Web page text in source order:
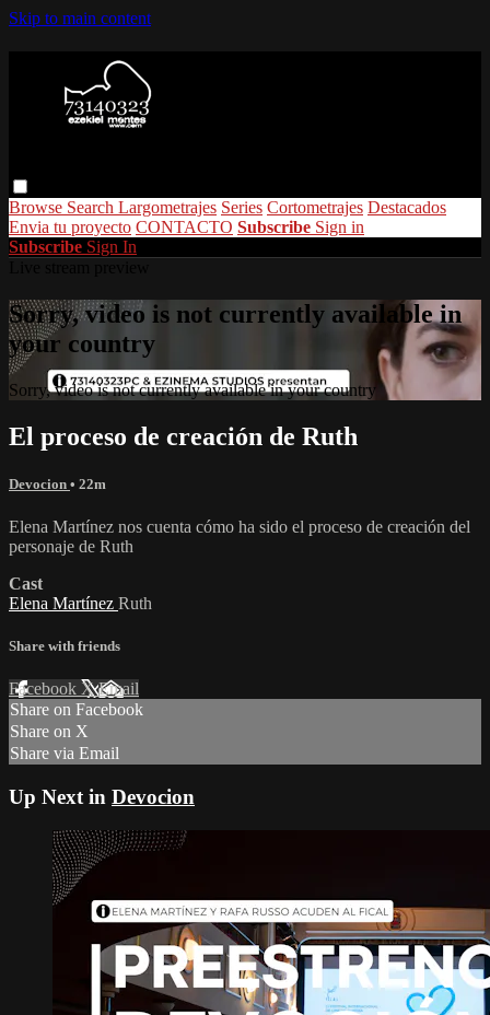
Skip to main content
Browse Search Largometrajes Series Cortometrajes Destacados
Envia tu proyecto CONTACTO Subscribe Sign in
Subscribe Sign In
Sorry, video is not currently available in
your country
Sorry, video is not currently available in your country
El proceso de creación de Ruth
Devocion • 22m
Elena Martínez nos cuenta cómo ha sido el proceso de creación del
personaje de Ruth
Cast
Elena Martínez Ruth
Share with friends
Facebook XEmail
Share on Facebook
Share on X
Share via Email
Up Next in Devocion